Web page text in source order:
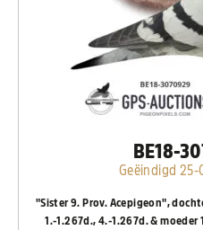
BE18-
Geëindigd 25-
"Sister 9. Prov. Acepigeon",
1.-1.267d., 4.-1.267d. & moeder